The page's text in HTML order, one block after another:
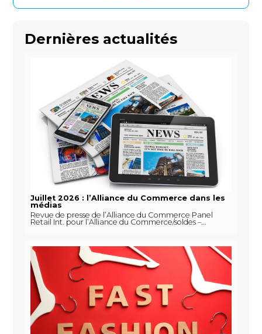
Dernières actualités
Juillet 2026 : l’Alliance du Commerce dans les
médias
Revue de presse de l’Alliance du Commerce Panel
Retail Int. pour l’Alliance du Commerce/soldes –...